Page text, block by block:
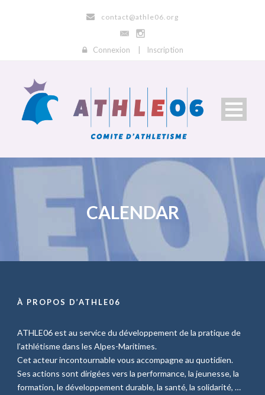
contact@athle06.org
Connexion Inscription
CALENDAR
À PROPOS D’ATHLE06
ATHLE06 est au service du développement de la pratique de
l’athlétisme dans les Alpes-Maritimes.
Cet acteur incontournable vous accompagne au quotidien.
Ses actions sont dirigées vers la performance, la jeunesse, la
formation, le développement durable, la santé, la solidarité, …